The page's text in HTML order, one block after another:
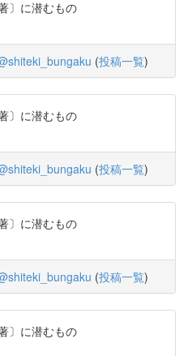
〕に潜むもの
(投稿一覧)
〕に潜むもの
(投稿一覧)
〕に潜むもの
(投稿一覧)
〕に潜むもの